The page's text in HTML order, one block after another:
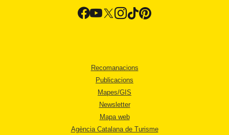
Recomanacions
Publicacions
Mapes/GIS
Newsletter
Mapa web
Agència Catalana de Turisme